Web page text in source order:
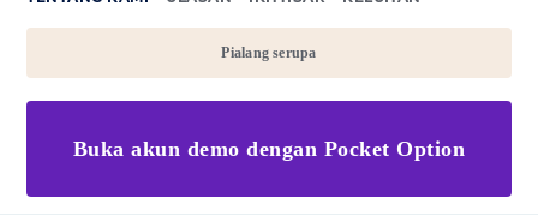
Pialang serupa
Buka akun demo dengan Pocket Option